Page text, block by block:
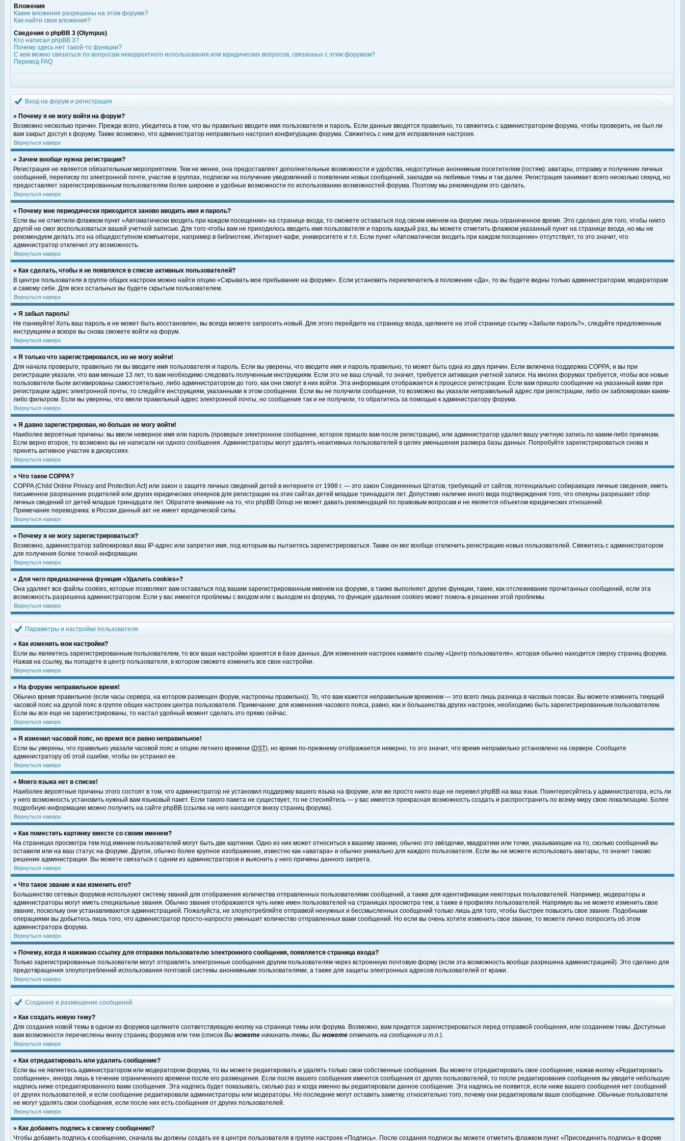
Вложения
Какие вложения разрешены на этом форуме?
Как найти свои вложения?
Сведения о phpBB 3 (Olympus)
Кто написал phpBB 3?
Почему здесь нет такой-то функции?
С кем можно связаться по вопросам некорректного использования или юридических вопросов, связанных с этим форумом?
Перевод FAQ
Вход на форум и регистрация
» Почему я не могу войти на форум?
Возможно несколько причин. Прежде всего, убедитесь в том, что вы правильно вводите имя пользователя и пароль. Если данные вводятся правильно, то свяжитесь с администратором форума, чтобы проверить, не был ли
вам закрыт доступ к форуму. Также возможно, что администратор неправильно настроил конфигурацию форума. Свяжитесь с ним для исправления настроек.
Вернуться наверх
» Зачем вообще нужна регистрация?
Регистрация не является обязательным мероприятием. Тем не менее, она предоставляет дополнительные возможности и удобства, недоступные анонимным посетителям (гостям): аватары, отправку и получение личных
сообщений, переписку по электронной почте, участие в группах, подписки на получение уведомлений о появлении новых сообщений, закладки на любимые темы и так далее. Регистрация занимает всего несколько секунд, но
предоставляет зарегистрированным пользователям более широкие и удобные возможности по использованию возможностей форума. Поэтому мы рекомендуем это сделать.
Вернуться наверх
» Почему мне периодически приходится заново вводить имя и пароль?
Если вы не отметили флажком пункт «Автоматически входить при каждом посещении» на странице входа, то сможете оставаться под своим именем на форуме лишь ограниченное время. Это сделано для того, чтобы никто
другой не смог воспользоваться вашей учетной записью. Для того чтобы вам не приходилось вводить имя пользователя и пароль каждый раз, вы можете отметить флажком указанный пункт на странице входа, но мы не
рекомендуем делать это на общедоступном компьютере, например в библиотеке, Интернет-кафе, университете и т.п. Если пункт «Автоматически входить при каждом посещении» отсутствует, то это значит, что
администратор отключил эту возможность.
Вернуться наверх
» Как сделать, чтобы я не появлялся в списке активных пользователей?
В центре пользователя в группе общих настроек можно найти опцию «Скрывать мое пребывание на форуме». Если установить переключатель в положение «Да», то вы будете видны только администраторам, модераторам
и самому себе. Для всех остальных вы будете скрытым пользователем.
Вернуться наверх
» Я забыл пароль!
Не паникуйте! Хоть ваш пароль и не может быть восстановлен, вы всегда можете запросить новый. Для этого перейдите на страницу входа, щелкните на этой странице ссылку «Забыли пароль?», следуйте предложенным
инструкциям и вскоре вы снова сможете войти на форум.
Вернуться наверх
» Я только что зарегистрировался, но не могу войти!
Для начала проверьте, правильно ли вы вводите имя пользователя и пароль. Если вы уверены, что вводите имя и пароль правильно, то может быть одна из двух причин. Если включена поддержка COPPA, и вы при
регистрации указали, что вам меньше 13 лет, то вам необходимо следовать полученным инструкциям. Если это не ваш случай, то значит, требуется активация учетной записи. На многих форумах требуется, чтобы все новые
пользователи были активированы самостоятельно, либо администратором до того, как они смогут в них войти. Эта информация отображается в процессе регистрации. Если вам пришло сообщение на указанный вами при
регистрации адрес электронной почты, то следуйте инструкциям, указанными в этом сообщении. Если вы не получили сообщения, то возможно вы указали неправильный адрес при регистрации, либо он заблокирован каким-
либо фильтром. Если вы уверены, что ввели правильный адрес электронной почты, но сообщения так и не получили, то обратитесь за помощью к администратору форума.
Вернуться наверх
» Я давно зарегистрирован, но больше не могу войти!
Наиболее вероятные причины: вы ввели неверное имя или пароль (проверьте электронное сообщение, которое пришло вам после регистрации), или администратор удалил вашу учетную запись по каким-либо причинам.
Если верно второе, то возможно вы не написали ни одного сообщения. Администраторы могут удалять неактивных пользователей в целях уменьшения размера базы данных. Попробуйте зарегистрироваться снова и
принять активное участие в дискуссиях.
Вернуться наверх
» Что такое COPPA?
COPPA (Child Online Privacy and Protection Act) или закон о защите личных сведений детей в интернете от 1998 г. — это закон Соединенных Штатов, требующий от сайтов, потенциально собирающих личные сведения, иметь
письменное разрешение родителей или других юридических опекунов для регистрации на этих сайтах детей младше тринадцати лет. Допустимо наличие иного вида подтверждения того, что опекуны разрешают сбор
личных сведений от детей младше тринадцати лет. Обратите внимание на то, что phpBB Group не может давать рекомендаций по правовым вопросам и не является объектом юридических отношений.
Примечание переводчика: в России данный акт не имеет юридической силы.
Вернуться наверх
» Почему я не могу зарегистрироваться?
Возможно, администратор заблокировал ваш IP-адрес или запретил имя, под которым вы пытаетесь зарегистрироваться. Также он мог вообще отключить регистрацию новых пользователей. Свяжитесь с администратором
для получения более точной информации.
Вернуться наверх
» Для чего предназначена функция «Удалить cookies»?
Она удаляет все файлы cookies, которые позволяют вам оставаться под вашим зарегистрированным именем на форуме, а также выполняет другие функции, такие, как отслеживание прочитанных сообщений, если эта
возможность разрешена администратором. Если у вас имеются проблемы с входом или с выходом из форума, то функция удаления cookies может помочь в решении этой проблемы.
Вернуться наверх
Параметры и настройки пользователя
» Как изменить мои настройки?
Если вы являетесь зарегистрированным пользователем, то все ваши настройки хранятся в базе данных. Для изменения настроек нажмите ссылку «Центр пользователя», которая обычно находится сверху страниц форума.
Нажав на ссылку, вы попадете в центр пользователя, в котором сможете изменить все свои настройки.
Вернуться наверх
» На форуме неправильное время!
Обычно время правильное (если часы сервера, на котором размещен форум, настроены правильно). То, что вам кажется неправильным временем — это всего лишь разница в часовых поясах. Вы можете изменить текущий
часовой пояс на другой пояс в группе общих настроек центра пользователя. Примечание: для изменения часового пояса, равно, как и большинства других настроек, необходимо быть зарегистрированным пользователем.
Если вы все еще не зарегистрированы, то настал удобный момент сделать это прямо сейчас.
Вернуться наверх
» Я изменил часовой пояс, но время все равно неправильное!
Если вы уверены, что правильно указали часовой пояс и опцию летнего времени (DST), но время по-прежнему отображается неверно, то это значит, что время неправильно установлено на сервере. Сообщите
администратору об этой ошибке, чтобы он устранил ее.
Вернуться наверх
» Моего языка нет в списке!
Наиболее вероятные причины этого состоят в том, что администратор не установил поддержку вашего языка на форуме, или же просто никто еще не перевел phpBB на ваш язык. Поинтересуйтесь у администратора, есть ли
у него возможность установить нужный вам языковый пакет. Если такого пакета не существует, то не стесняйтесь — у вас имеется прекрасная возможность создать и распространить по всему миру свою локализацию. Более
подробную информацию можно получить на сайте phpBB (ссылка на него находится внизу страниц форума).
Вернуться наверх
» Как поместить картинку вместе со своим именем?
На страницах просмотра тем под именем пользователей могут быть две картинки. Одно из них может относиться к вашему званию, обычно это звёздочки, квадратики или точки, указывающие на то, сколько сообщений вы
оставили или на ваш статус на форуме. Другое, обычно более крупное изображение, известно как «аватара» и обычно уникально для каждого пользователя. Если вы не можете использовать аватары, то значит таково
решение администрации. Вы можете связаться с одним из администраторов и выяснить у него причины данного запрета.
Вернуться наверх
» Что такое звание и как изменить его?
Большинство сетевых форумов используют систему званий для отображения количества отправленных пользователями сообщений, а также для идентификации некоторых пользователей. Например, модераторы и
администраторы могут иметь специальные звания. Обычно звания отображаются чуть ниже имен пользователей на страницах просмотра тем, а также в профилях пользователей. Напрямую вы не можете изменить свое
звание, поскольку они устанавливаются администрацией. Пожалуйста, не злоупотребляйте отправкой ненужных и бессмысленных сообщений только лишь для того, чтобы быстрее повысить свое звание. Подобными
операциями вы добьетесь лишь того, что администратор просто-напросто уменьшит количество отправленных вами сообщений. Но если вы очень хотите изменить свое звание, то можете лично попросить об этом
администратора форума.
Вернуться наверх
» Почему, когда я нажимаю ссылку для отправки пользователю электронного сообщения, появляется страница входа?
Только зарегистрированные пользователи могут отправлять электронные сообщения другим пользователям через встроенную почтовую форму (если эта возможность вообще разрешена администрацией). Это сделано для
предотвращения злоупотреблений использования почтовой системы анонимными пользователями, а также для защиты электронных адресов пользователей от кражи.
Вернуться наверх
Создание и размещение сообщений
» Как создать новую тему?
Для создания новой темы в одном из форумов щелкните соответствующую кнопку на странице темы или форума. Возможно, вам придется зарегистрироваться перед отправкой сообщения, или созданием темы. Доступные
вам возможности перечислены внизу страниц форумов или тем (список Вы можете начинать темы, Вы можете отвечать на сообщения и т.п.).
Вернуться наверх
» Как отредактировать или удалить сообщение?
Если вы не являетесь администратором или модератором форума, то вы можете редактировать и удалять только свои собственные сообщения. Вы можете отредактировать свое сообщение, нажав кнопку «Редактировать
сообщение», иногда лишь в течение ограниченного времени после его размещения. Если после вашего сообщения имеются сообщения от других пользователей, то после редактирования сообщения вы увидите небольшую
надпись ниже отредактированного вами сообщения. Эта надпись будет показывать, сколько раз и когда именно вы редактировали данное сообщение. Эта надпись не появится, если ниже вашего сообщения нет сообщений
от других пользователей, и если сообщение редактировали администраторы или модераторы. Но последние могут оставить заметку, относительно того, почему они редактировали ваше сообщение. Обычные пользователи
не могут удалять свои сообщения, если после них есть сообщения от других пользователей.
Вернуться наверх
» Как добавить подпись к своему сообщению?
Чтобы добавить подпись к сообщению, сначала вы должны создать ее в центре пользователя в группе настроек «Подпись». После создания подписи вы можете отметить флажком пункт «Присоединить подпись» в форме